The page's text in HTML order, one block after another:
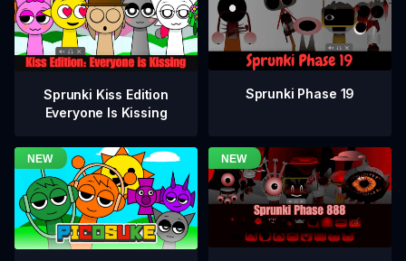
Sprunki Kiss Edition
Everyone Is Kissing
Sprunki Phase 19